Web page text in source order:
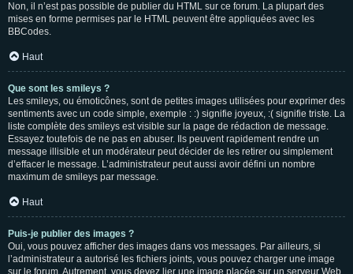
Non, il n’est pas possible de publier du HTML sur ce forum. La plupart des
mises en forme permises par le HTML peuvent être appliquées avec les
BBCodes.
Haut
Que sont les smileys ?
Les smileys, ou émoticônes, sont de petites images utilisées pour exprimer des
sentiments avec un code simple, exemple : :) signifie joyeux, :( signifie triste. La
liste complète des smileys est visible sur la page de rédaction de message.
Essayez toutefois de ne pas en abuser. Ils peuvent rapidement rendre un
message illisible et un modérateur peut décider de les retirer ou simplement
d’effacer le message. L’administrateur peut aussi avoir défini un nombre
maximum de smileys par message.
Haut
Puis-je publier des images ?
Oui, vous pouvez afficher des images dans vos messages. Par ailleurs, si
l’administrateur a autorisé les fichiers joints, vous pouvez charger une image
sur le forum. Autrement, vous devez lier une image placée sur un serveur Web